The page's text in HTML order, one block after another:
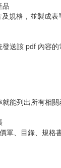
品
規格，並製成表
送該 pdf 內容
能列出所有相關
單、目錄、規格